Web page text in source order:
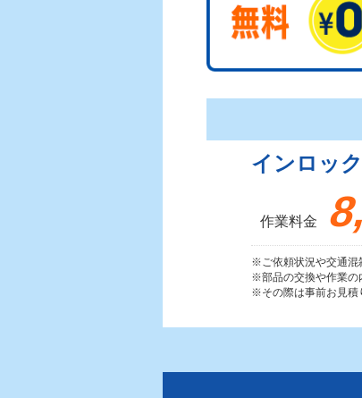
インロッ
作業料金
※ご依頼状況や交通混
※部品の交換や作業の
※その際は事前お見積